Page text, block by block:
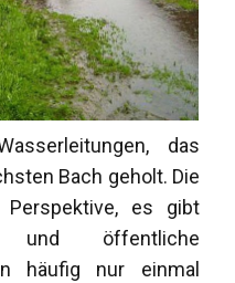
das
Bach geholt. Die
Perspektive, es gibt
und öffentliche
häufig nur einmal